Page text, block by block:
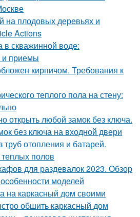
на плодовых деревьях и
Actions
в скважинной воде:
приемы
кирпичом. Требования к
теплого пола на стену:
открыть любой замок без ключа.
без ключа на входной двери
отопления и батарей.
полов
для раздевалок 2023. Обзор
моделей
на каркасный дом своими
обшить каркасный дом